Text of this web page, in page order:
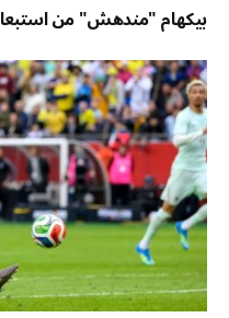
بيكهام "مندهش" من